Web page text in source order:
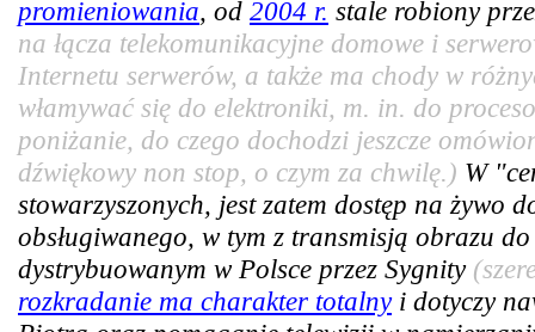
promieniowania, od 2004 r. stale robiony
na łącza telekomunikacyjne domowe i
Internetu serwerów, a także ma chody w
włamywać się do elektroniki, m. in. do
poniżanie, do czego dochodzi jeszcze
dźwiękowy non stop, o czym za chwilę.) W
stowarzyszonych, jest zatem dostęp na żywo
obsługiwanego, w tym z transmisją obrazu
dystrybuowanym w Polsce przez Sygnity
rozkradanie ma charakter totalnyi dotyczy